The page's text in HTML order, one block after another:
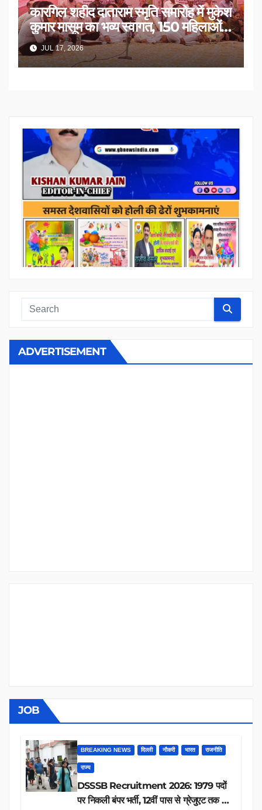
कारगिल शहीद दाताराम स्मृति समारोह में मुकेश
कुमार मासूम का भव्य स्वागत, 150 महिलाओं
का सम्मान
JUL 17, 2026
ADVERTISEMENT
JOB
BREAKING NEWS दिल्ली नौकरी भारत राजनीति
राज्य
DSSSB Recruitment 2026: 1979 पदों
पर निकली बंपर भर्ती, 12वीं पास से ग्रेजुएट तक करें